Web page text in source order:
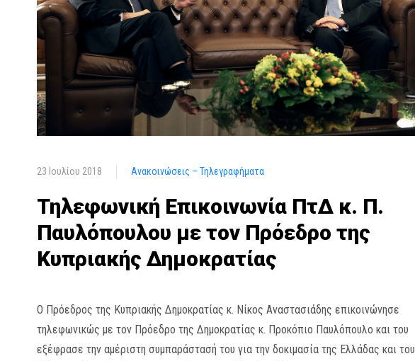
23 Ιουλίου 2018 Ανακοινώσεις – Τηλεγραφήματα
Τηλεφωνική Επικοινωνία ΠτΔ κ. Π.
Παυλόπουλου με τον Πρόεδρο της
Κυπριακής Δημοκρατίας
Ο Πρόεδρος της Κυπριακής Δημοκρατίας κ. Νίκος Αναστασιάδης επικοινώνησε
τηλεφωνικώς με τον Πρόεδρο της Δημοκρατίας κ. Προκόπιο Παυλόπουλο και του
εξέφρασε την αμέριστη συμπαράστασή του για την δοκιμασία της Ελλάδας και του